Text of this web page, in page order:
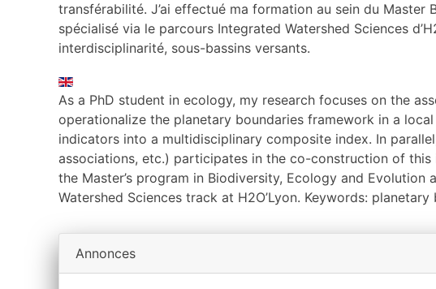
transférabilité. J’ai effectué ma formation au sein du Master
spécialisé via le parcours Integrated Watershed Sciences
interdisciplinarité, sous-bassins versants.
As a PhD student in ecology, my research focuses on the
operationalize the planetary boundaries framework in a
indicators into a multidisciplinary composite index. In
associations, etc.) participates in the co-construction of
the Master’s program in Biodiversity, Ecology and
Watershed Sciences track at H2O’Lyon. Keywords:
Annonces